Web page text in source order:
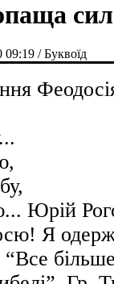
09:19 / Буквоїд
Юрій
Я
“Все